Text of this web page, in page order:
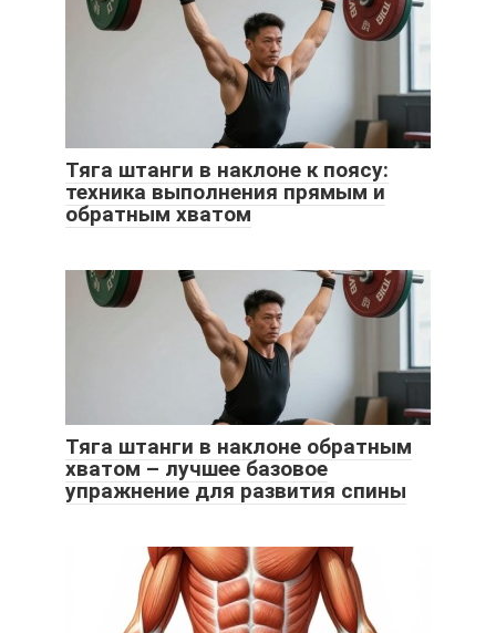
Тяга штанги в наклоне к поясу:
техника выполнения прямым и
обратным хватом
Тяга штанги в наклоне обратным
хватом – лучшее базовое
упражнение для развития спины